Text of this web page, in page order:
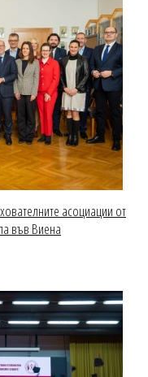
асоциации от
във Виена